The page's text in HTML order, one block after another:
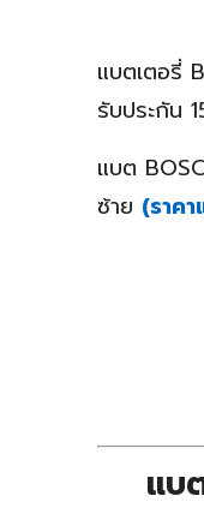
แบตเตอรี่
รับประกัน
แบต
ซ้าย (ราค
แบ